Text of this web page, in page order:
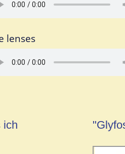
lenses
ich